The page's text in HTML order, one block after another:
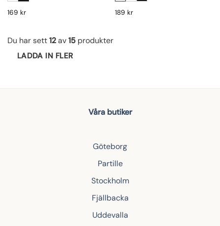
169 kr 189 kr
Du har sett12av15 produkter
LADDA IN FLER
Våra butiker
Göteborg
Partille
Stockholm
Fjällbacka
Uddevalla